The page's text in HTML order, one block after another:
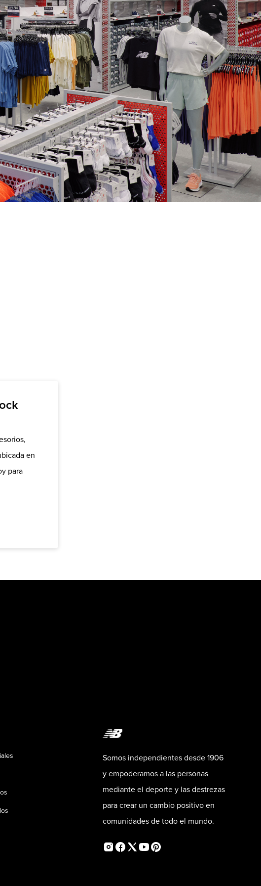
en
para
Somos independientes desde 1906
y empoderamos a las personas
mediante el deporte y las destrezas
para crear un cambio positivo en
comunidades de todo el mundo.